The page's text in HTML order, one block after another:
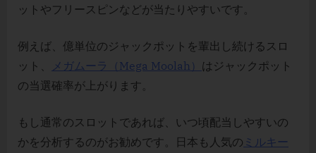
ットやフリースピンなどが当たりやすいです。
例えば、億単位のジャックポットを輩出し続けるスロ
ット、
メガムーラ（Mega Moolah） はジャックポット
の当選確率が上がります。
もし通常のスロットであれば、いつ頃配当しやすいの
かを分析するのがお勧めです。日本も人気の ミルキー